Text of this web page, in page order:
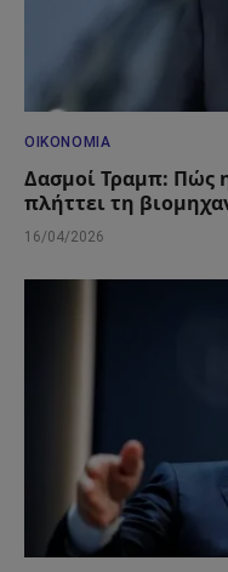
ΟΙΚΟΝΟΜΊΑ
Δασμοί Τραμπ: Πώς
πλήττει τη
16/04/2026